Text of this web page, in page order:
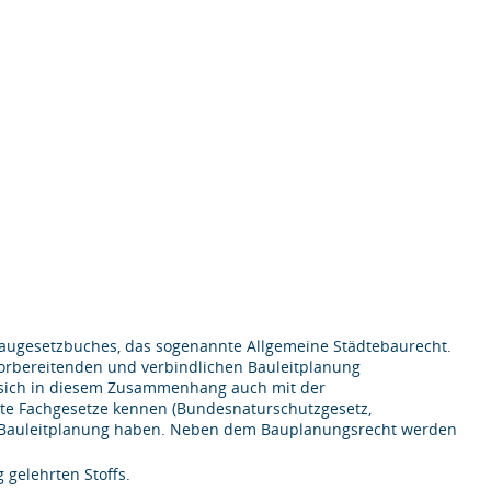
das sogenannte Allgemeine Städtebaurecht.
und verbindlichen Bauleitplanung
in diesem Zusammenhang auch mit der
Fachgesetze kennen (Bundesnaturschutzgesetz,
haben. Neben dem Bauplanungsrecht werden
gelehrten Stoffs.